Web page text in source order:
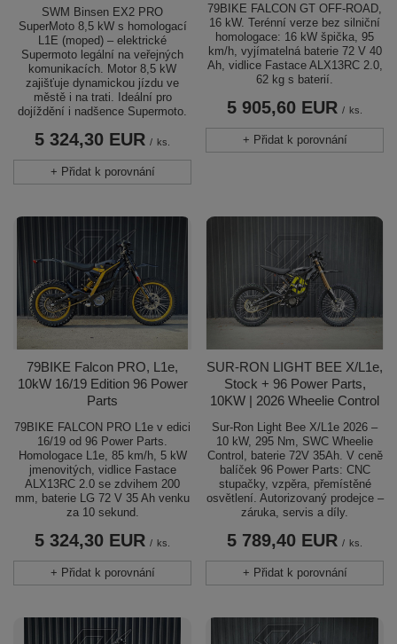
SWM Binsen EX2 PRO
SuperMoto 8,5 kW s homologací
L1E (moped) – elektrické
Supermoto legální na veřejných
komunikacích. Motor 8,5 kW
zajišťuje dynamickou jízdu ve
městě i na trati. Ideální pro
dojíždění i nadšence Supermoto.
5 324,30 EUR / ks.
+ Přidat k porovnání
79BIKE FALCON GT OFF-ROAD,
16 kW. Terénní verze bez silniční
homologace: 16 kW špička, 95
km/h, vyjímatelná baterie 72 V 40
Ah, vidlice Fastace ALX13RC 2.0,
62 kg s baterií.
5 905,60 EUR / ks.
+ Přidat k porovnání
79BIKE Falcon PRO, L1e,
10kW 16/19 Edition 96 Power
Parts
79BIKE FALCON PRO L1e v edici
16/19 od 96 Power Parts.
Homologace L1e, 85 km/h, 5 kW
jmenovitých, vidlice Fastace
ALX13RC 2.0 se zdvihem 200
mm, baterie LG 72 V 35 Ah venku
za 10 sekund.
5 324,30 EUR / ks.
+ Přidat k porovnání
SUR-RON LIGHT BEE X/L1e,
Stock + 96 Power Parts,
10KW | 2026 Wheelie Control
Sur-Ron Light Bee X/L1e 2026 –
10 kW, 295 Nm, SWC Wheelie
Control, baterie 72V 35Ah. V ceně
balíček 96 Power Parts: CNC
stupačky, vzpěra, přemístěné
osvětlení. Autorizovaný prodejce –
záruka, servis a díly.
5 789,40 EUR / ks.
+ Přidat k porovnání